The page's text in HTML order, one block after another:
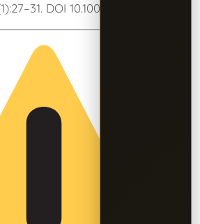
DOI 10.1001/archfaci.7.1.27